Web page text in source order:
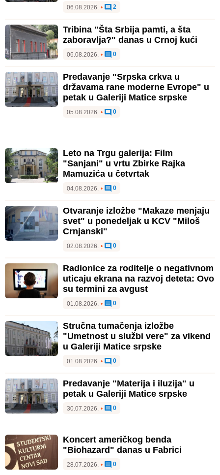
06.08.2026. • 2
Tribina "Šta Srbija pamti, a šta
zaboravlja?" danas u Crnoj kući
06.08.2026. • 0
Predavanje "Srpska crkva u
državama rane moderne Evrope" u
petak u Galeriji Matice srpske
05.08.2026. • 0
Leto na Trgu galerija: Film
"Sanjani" u vrtu Zbirke Rajka
Mamuzića u četvrtak
04.08.2026. • 0
Otvaranje izložbe "Makaze menjaju
svet" u ponedeljak u KCV "Miloš
Crnjanski"
02.08.2026. • 0
Radionice za roditelje o negativnom
uticaju ekrana na razvoj deteta: Ovo
su termini za avgust
01.08.2026. • 0
Stručna tumačenja izložbe
"Umetnost u službi vere" za vikend
u Galeriji Matice srpske
01.08.2026. • 0
Predavanje "Materija i iluzija" u
petak u Galeriji Matice srpske
30.07.2026. • 0
Koncert američkog benda
"Biohazard" danas u Fabrici
28.07.2026. • 0